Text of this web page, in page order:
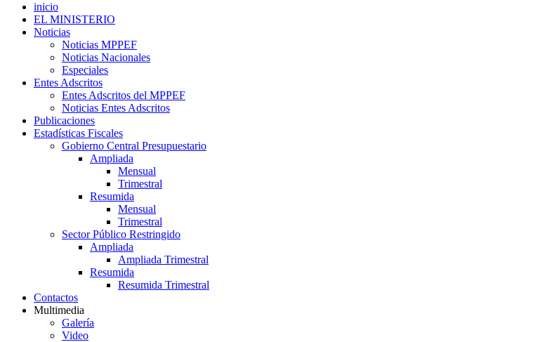
inicio
EL MINISTERIO
Noticias
Noticias MPPEF
Noticias Nacionales
Especiales
Entes Adscritos
Entes Adscritos del MPPEF
Noticias Entes Adscritos
Publicaciones
Estadísticas Fiscales
Gobierno Central Presupuestario
Ampliada
Mensual
Trimestral
Resumida
Mensual
Trimestral
Sector Público Restringido
Ampliada
Ampliada Trimestral
Resumida
Resumida Trimestral
Contactos
Multimedia
Galería
Video